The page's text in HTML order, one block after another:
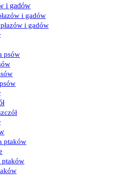
i gadów
i gadów
i gadów
psów
ptaków